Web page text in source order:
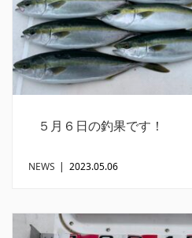
５月６日の釣果です！
NEWS | 2023.05.06